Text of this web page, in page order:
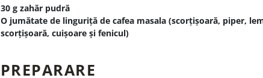
30 g zahăr pudră
O jumătate de linguriță de cafea masala (scorțișoară, piper,
scorțișoară, cuișoare și fenicul)
PREPARARE